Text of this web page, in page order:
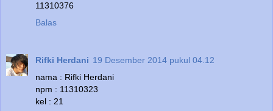
11310376
Balas
Rifki Herdani 19 Desember 2014 pukul 04.12
nama : Rifki Herdani
npm : 11310323
kel : 21